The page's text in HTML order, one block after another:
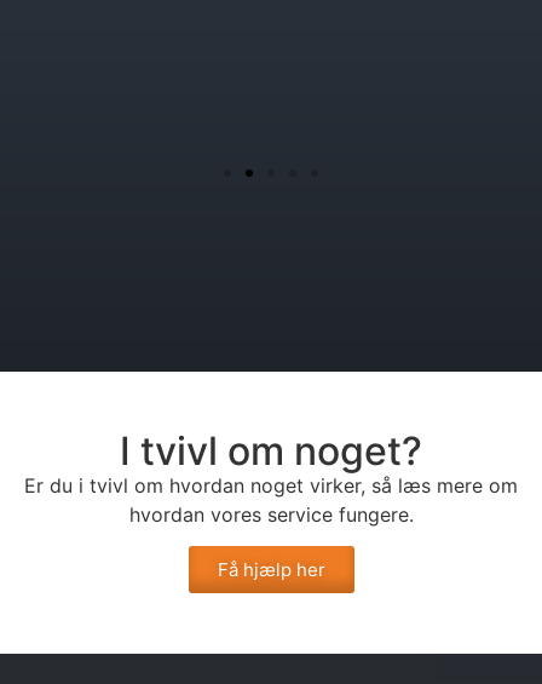
I tvivl om noget?
Er du i tvivl om hvordan noget virker, så læs mere om
hvordan vores service fungere.
Få hjælp her